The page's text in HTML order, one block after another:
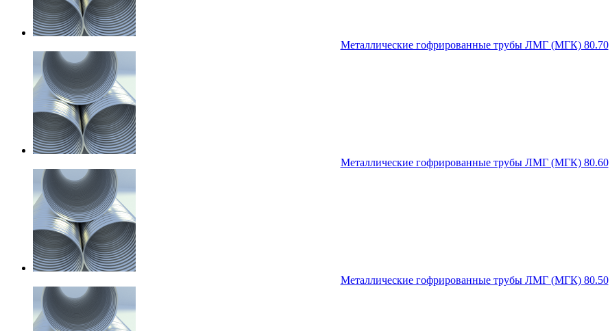
Металлические гофрированные трубы ЛМГ (МГК) 80.70
Металлические гофрированные трубы ЛМГ (МГК) 80.60
Металлические гофрированные трубы ЛМГ (МГК) 80.50